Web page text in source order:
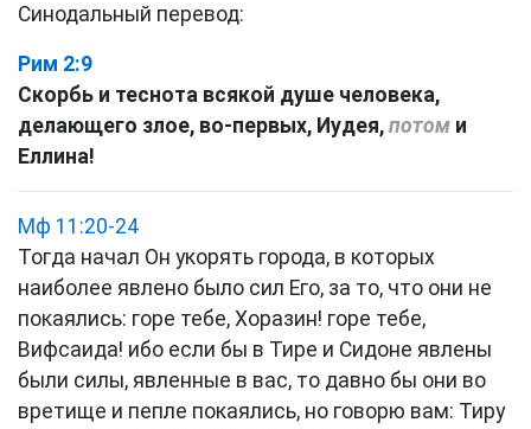
Синодальный перевод:
Рим 2:9
Скорбь и теснота всякой душе человека,
делающего злое, во-первых, Иудея, потом и
Еллина!
Мф 11:20-24
Тогда начал Он укорять города, в которых
наиболее явлено было сил Его, за то, что они не
покаялись: горе тебе, Хоразин! горе тебе,
Вифсаида! ибо если бы в Тире и Сидоне явлены
были силы, явленные в вас, то давно бы они во
вретище и пепле покаялись, но говорю вам: Тиру